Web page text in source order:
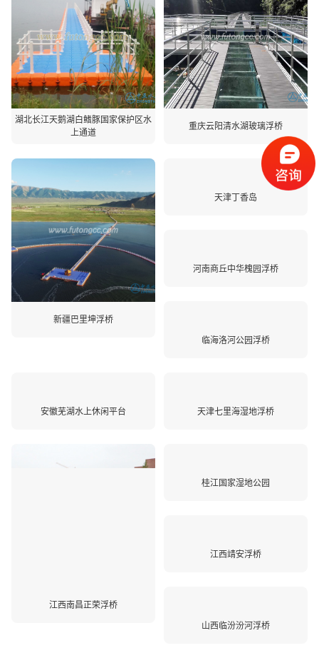
湖北长江天鹅湖白鳍豚国家保护区水
上通道
重庆云阳清水湖玻璃浮桥
新疆巴里坤浮桥
天津丁香岛
河南商丘中华槐园浮桥
临海洛河公园浮桥
安徽芜湖水上休闲平台 天津七里海湿地浮桥
江西南昌正荣浮桥
桂江国家湿地公园
江西靖安浮桥
山西临汾汾河浮桥